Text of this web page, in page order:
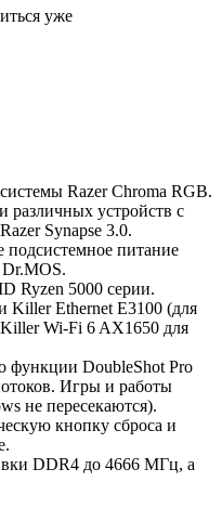
уже
Razer Chroma RGB.
различных устройств с
Synapse 3.0.
питание
Ryzen 5000 серии.
Killer Ethernet E3100 (для
Wi-Fi 6 AX1650 для
функции DoubleShot Pro
Игры и работы
не пересекаются).
кнопку сброса и
DDR4 до 4666 МГц, а